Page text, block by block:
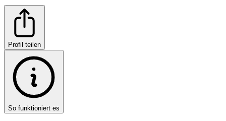
Profil teilen
So funktioniert es